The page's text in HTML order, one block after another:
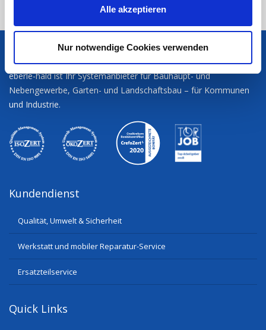
w
l
Alle akzeptieren
Nur notwendige Cookies verwenden
0.70 m³ Inhalt (SAE), Breite 1970 mm
eberle-hald
eberle-hald ist Ihr Systemanbieter für Bauhaupt- und
Nebengewerbe, Garten- und Landschaftsbau – für Kommunen
und Industrie.
Kundendienst
Qualität, Umwelt & Sicherheit
Werkstatt und mobiler Reparatur-Service
Ersatzteilservice
Quick Links